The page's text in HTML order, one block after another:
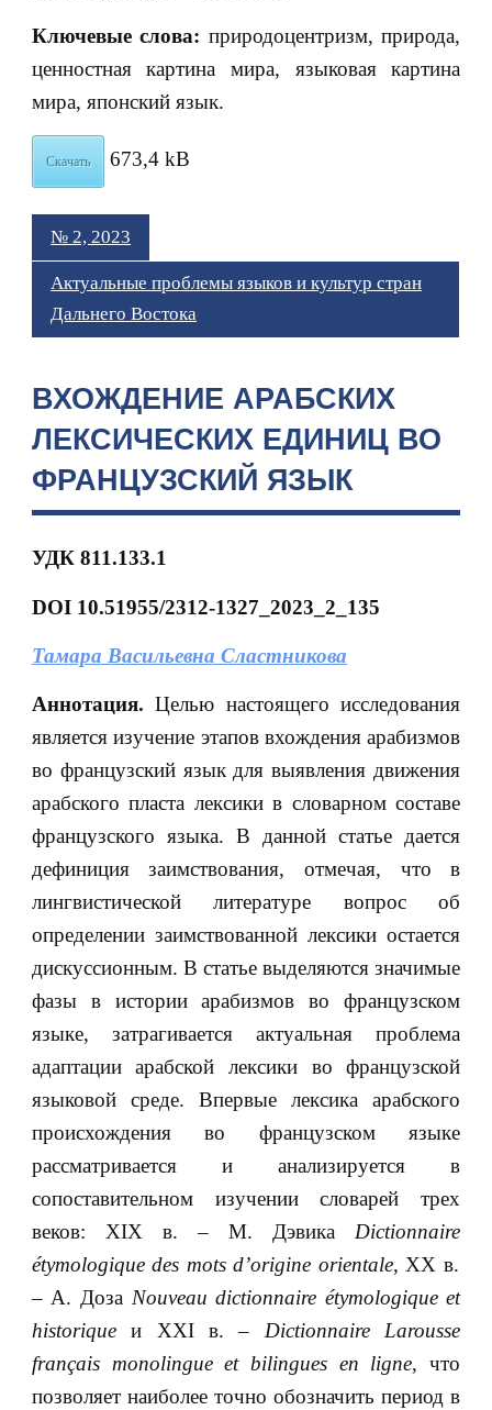
Ключевые слова: природоцентризм, природа,
ценностная картина мира, языковая картина
мира, японский язык.
Скачать 673,4 kB
№ 2, 2023
Актуальные проблемы языков и культур стран
Дальнего Востока
ВХОЖДЕНИЕ АРАБСКИХ
ЛЕКСИЧЕСКИХ ЕДИНИЦ ВО
ФРАНЦУЗСКИЙ ЯЗЫК
УДК 811.133.1
DOI 10.51955/2312-1327_2023_2_135
Тамара Васильевна Сластникова
Аннотация. Целью настоящего исследования
является изучение этапов вхождения арабизмов
во французский язык для выявления движения
арабского пласта лексики в словарном составе
французского языка. В данной статье дается
дефиниция заимствования, отмечая, что в
лингвистической литературе вопрос об
определении заимствованной лексики остается
дискуссионным. В статье выделяются значимые
фазы в истории арабизмов во французском
языке, затрагивается актуальная проблема
адаптации арабской лексики во французской
языковой среде. Впервые лексика арабского
происхождения во французском языке
рассматривается и анализируется в
сопоставительном изучении словарей трех
веков: XIX в. – М. ДэвикаDictionnaire
étymologique des mots d’origine orientale, XX в.
– А. Доза Nouveau dictionnaire étymologique et
historiqueи XXI в. – Dictionnaire
Larousse
français monolingue et bilingues en ligne, что
позволяет наиболее точно обозначить период в